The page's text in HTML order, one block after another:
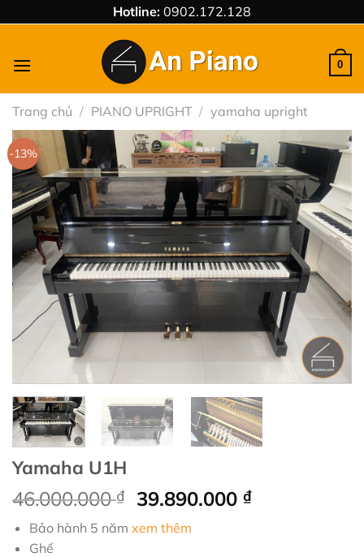
đến
dung
Hotline: 0902.172.128
0
Trang chủ / PIANO UPRIGHT / yamaha upright
-13%
Yamaha U1H
46.000.000₫
Giá
gốc
là:
39.890.000₫Giá
Bảo hành 5 năm xem thêm
Ghế